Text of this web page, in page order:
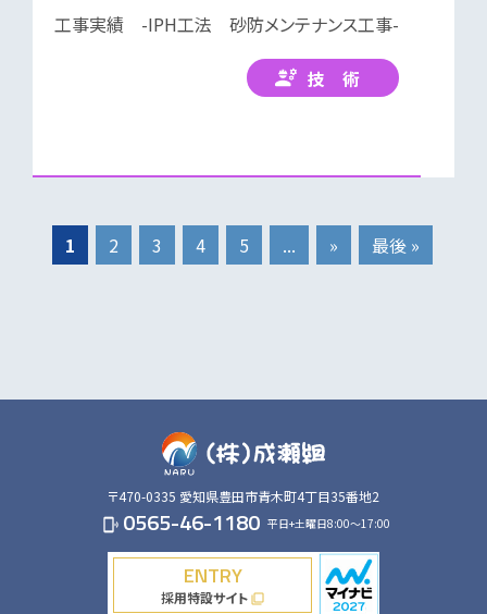
工事実績 -IPH工法 砂防メンテナンス工事-
技 術
1 2 3 4 5 ... » 最後 »
〒470-0335 愛知県豊田市青木町4丁目35番地2
phonelink_ring 0565-46-1180 平日+土曜日8:00～17:00
ENTRY
採用特設サイトfilter_none